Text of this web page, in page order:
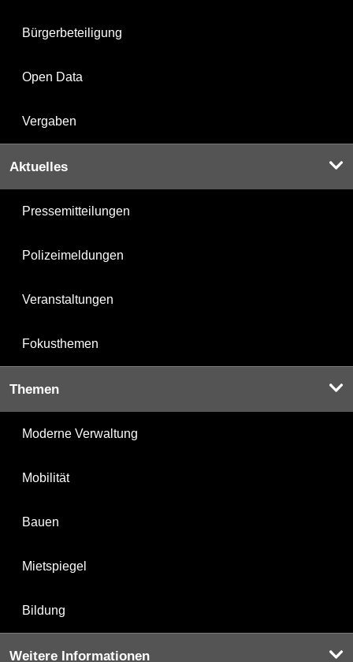
Bürgerbeteiligung
Open Data
Vergaben
Aktuelles
Pressemitteilungen
Polizeimeldungen
Veranstaltungen
Fokusthemen
Themen
Moderne Verwaltung
Mobilität
Bauen
Mietspiegel
Bildung
Weitere Informationen